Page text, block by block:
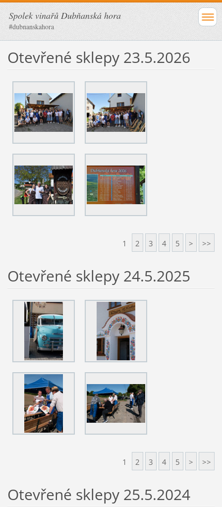
Spolek vinařů Dubňanská hora
#dubnanskahora
Otevřené sklepy 23.5.2026
1 2 3 4 5 > >>
Otevřené sklepy 24.5.2025
1 2 3 4 5 > >>
Otevřené sklepy 25.5.2024